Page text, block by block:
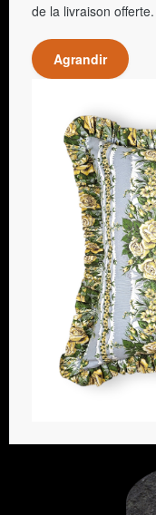
de la livraison offerte.
Agrandir